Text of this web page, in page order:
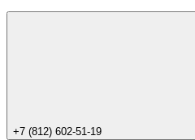
+7 (812) 602-51-19